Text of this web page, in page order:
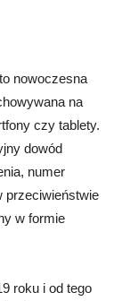
nowoczesna
na
czy tablety.
dowód
numer
przeciwieństwie
w formie
roku i od tego